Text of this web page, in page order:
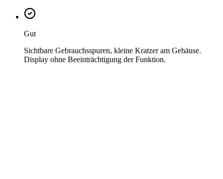
Gut
Sichtbare Gebrauchsspuren, kleine Kratzer am Gehäuse.
Display ohne Beeinträchtigung der Funktion.